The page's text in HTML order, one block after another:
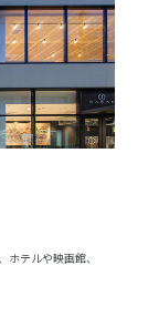
テルや映画館、